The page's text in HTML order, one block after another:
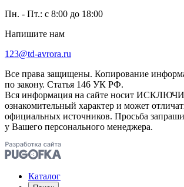
Пн. - Пт.: с 8:00 до 18:00
Напишите нам
123@td-avrora.ru
Все права защищены. Копирование
по закону. Статья 146 УК РФ.
Вся информация на сайте носит
ознакомительный характер и может
официальных источников. Просьба
у Вашего персонального менеджера.
Каталог